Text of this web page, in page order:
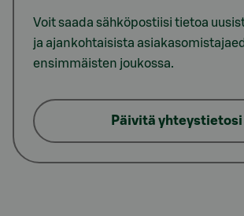
Voit saada sähköpostiisi tietoa
ja ajankohtaisista
ensimmäisten joukossa.
Päivitä yhteystietosi